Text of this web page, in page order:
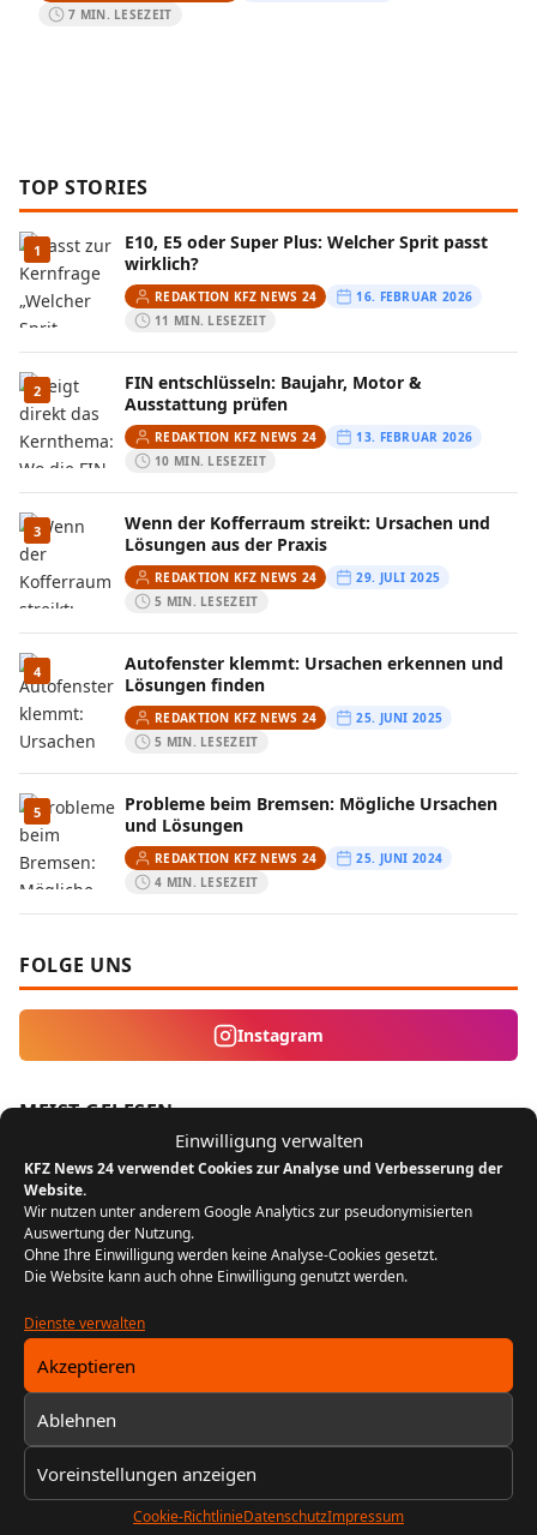
Einwilligung verwalten
KFZ News 24 verwendet Cookies zur Analyse und Verbesserung der
Website.
Wir nutzen unter anderem Google Analytics zur pseudonymisierten
Auswertung der Nutzung.
Ohne Ihre Einwilligung werden keine Analyse-Cookies gesetzt.
Die Website kann auch ohne Einwilligung genutzt werden.
Dienste verwalten
Akzeptieren
Ablehnen
Voreinstellungen anzeigen
Cookie-RichtlinieDatenschutzImpressum
möglich, diesen Prozess selbstständig…
7 MIN. LESEZEIT
TOP STORIES
1
E10, E5 oder Super Plus: Welcher Sprit passt
wirklich?
REDAKTION KFZ NEWS 24
16. FEBRUAR 2026
11 MIN. LESEZEIT
2
FIN entschlüsseln: Baujahr, Motor &
Ausstattung prüfen
REDAKTION KFZ NEWS 24
13. FEBRUAR 2026
10 MIN. LESEZEIT
3
Wenn der Kofferraum streikt: Ursachen und
Lösungen aus der Praxis
REDAKTION KFZ NEWS 24
29. JULI 2025
5 MIN. LESEZEIT
4
Autofenster klemmt: Ursachen erkennen und
Lösungen finden
REDAKTION KFZ NEWS 24
25. JUNI 2025
5 MIN. LESEZEIT
5
Probleme beim Bremsen: Mögliche Ursachen
und Lösungen
REDAKTION KFZ NEWS 24
25. JUNI 2024
4 MIN. LESEZEIT
FOLGE UNS
Instagram
MEIST GELESEN
1
Der Bikergruß: Ein Zeichen der
REDAKTION KFZ NEWS 24
22. JULI 2024
5 MIN. LESEZEIT
2
Ausstattung prüfen
Fahrzeugtuning: Welche Umbauten sind legal
und was ist verboten?
REDAKTION KFZ NEWS 24
6. JANUAR 2025
5 MIN. LESEZEIT